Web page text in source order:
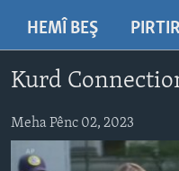
Yekser
here
Malpera
serekî
Yekser
here
Lêgerînê
VÎDYO GALERÎ
RADYO
HEVPEYVÎN
HERÊMÊN KURDAN
AMERÎKA
TIRKÎYE
SÛRÎYE
ÎRAQ
HEMÎ BEŞ
Kurd
Meha Pênc 02, 2023